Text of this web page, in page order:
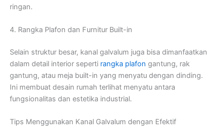
ringan.
4. Rangka Plafon dan Furnitur Built-in
Selain struktur besar, kanal galvalum juga bisa dimanfaatkan
dalam detail interior seperti rangka plafon gantung, rak
gantung, atau meja built-in yang menyatu dengan dinding.
Ini membuat desain rumah terlihat menyatu antara
fungsionalitas dan estetika industrial.
Tips Menggunakan Kanal Galvalum dengan Efektif